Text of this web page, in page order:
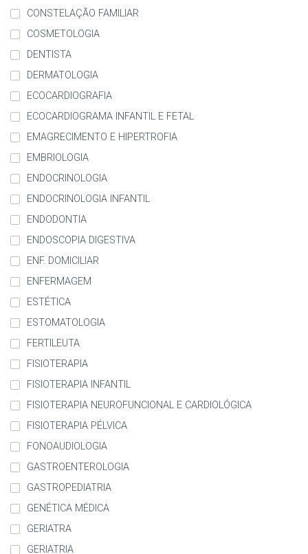
CONSTELAÇÃO FAMILIAR
COSMETOLOGIA
DENTISTA
DERMATOLOGIA
ECOCARDIOGRAFIA
ECOCARDIOGRAMA INFANTIL E FETAL
EMAGRECIMENTO E HIPERTROFIA
EMBRIOLOGIA
ENDOCRINOLOGIA
ENDOCRINOLOGIA INFANTIL
ENDODONTIA
ENDOSCOPIA DIGESTIVA
ENF. DOMICILIAR
ENFERMAGEM
ESTÉTICA
ESTOMATOLOGIA
FERTILEUTA
FISIOTERAPIA
FISIOTERAPIA INFANTIL
FISIOTERAPIA NEUROFUNCIONAL E CARDIOLÓGICA
FISIOTERAPIA PÉLVICA
FONOAUDIOLOGIA
GASTROENTEROLOGIA
GASTROPEDIATRIA
GENÉTICA MÉDICA
GERIATRA
GERIATRIA